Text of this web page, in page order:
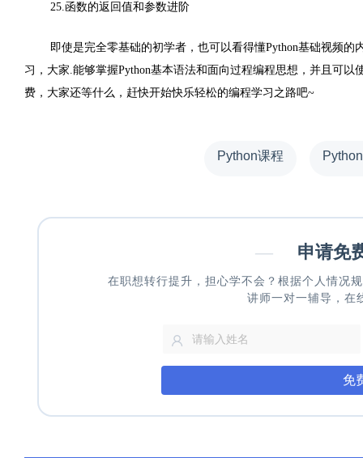
25.函数的返回值和参数进阶
即使是完全零基础的初学者，也可以看得懂Python基础视频的
习，大家.能够掌握Python基本语法和面向过程编程思想，并且可以
费，大家还等什么，赶快开始快乐轻松的编程学习之路吧~
Python课程
— 申请免
在职想转行提升，担心学不会？根据个人情况
讲师一对一辅导，在
免